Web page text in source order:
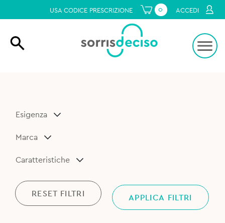
USA CODICE PRESCRIZIONE 0 ACCEDI
Esigenza
Marca
Caratteristiche
RESET FILTRI APPLICA FILTRI